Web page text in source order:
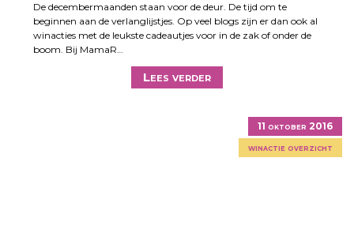
De decembermaanden staan voor de deur. De tijd om te
beginnen aan de verlanglijstjes. Op veel blogs zijn er dan ook al
winacties met de leukste cadeautjes voor in de zak of onder de
boom. Bij MamaR…
Lees verder
11 oktober 2016
winactie overzicht